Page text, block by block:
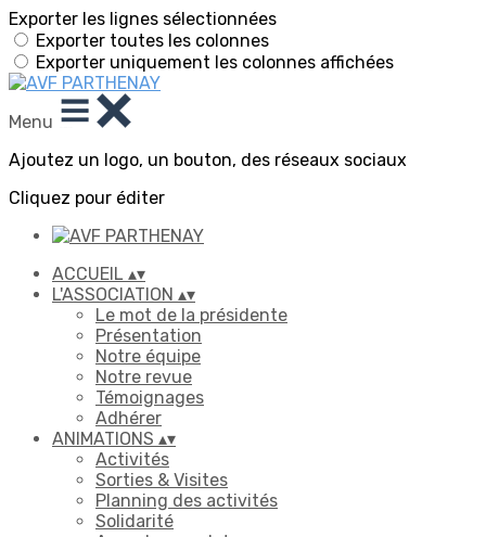
Exporter les lignes sélectionnées
Exporter toutes les colonnes
Exporter uniquement les colonnes affichées
Menu
Ajoutez un logo, un bouton, des réseaux sociaux
Cliquez pour éditer
ACCUEIL ▴▾
L'ASSOCIATION ▴▾
Le mot de la présidente
Présentation
Notre équipe
Notre revue
Témoignages
Adhérer
ANIMATIONS ▴▾
Activités
Sorties & Visites
Planning des activités
Solidarité